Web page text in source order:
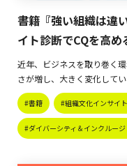
書籍『強い組織は違
イト診断でCQを高め
近年、ビジネスを取り巻く
さが増し、大きく変化して
#書籍 #組織文化インサイ
#ダイバーシティ＆インクルージ